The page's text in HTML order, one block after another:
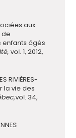
aux
de
enfants âgés
vol. 1, 2012,
RIVIÈRES-
la vie des
vol. 34,